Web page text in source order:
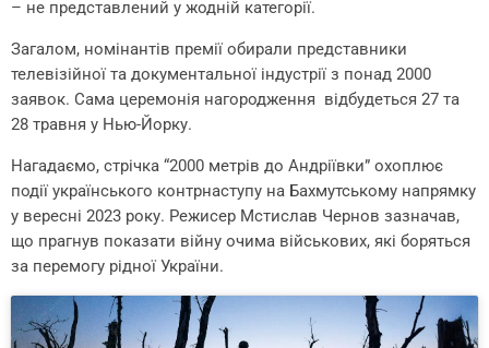
– не представлений у жодній категорії.
Загалом, номінантів премії обирали представники
телевізійної та документальної індустрії з понад 2000
заявок. Сама церемонія нагородження відбудеться 27 та
28 травня у Нью-Йорку.
Нагадаємо, стрічка “2000 метрів до Андріївки” охоплює
події українського контрнаступу на Бахмутському напрямку
у вересні 2023 року. Режисер Мстислав Чернов зазначав,
що прагнув показати війну очима військових, які боряться
за перемогу рідної України.